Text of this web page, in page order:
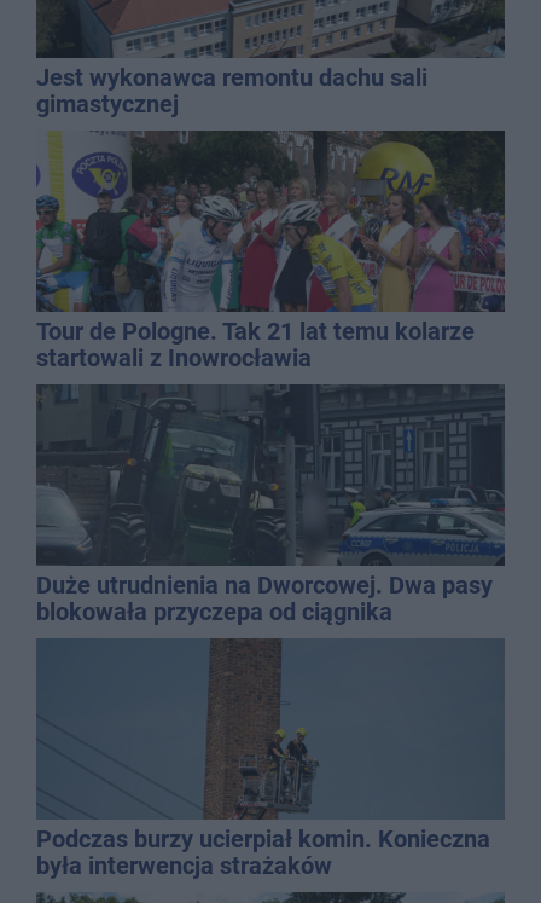
Jest wykonawca remontu dachu sali
gimastycznej
Tour de Pologne. Tak 21 lat temu kolarze
startowali z Inowrocławia
Duże utrudnienia na Dworcowej. Dwa pasy
blokowała przyczepa od ciągnika
Podczas burzy ucierpiał komin. Konieczna
była interwencja strażaków